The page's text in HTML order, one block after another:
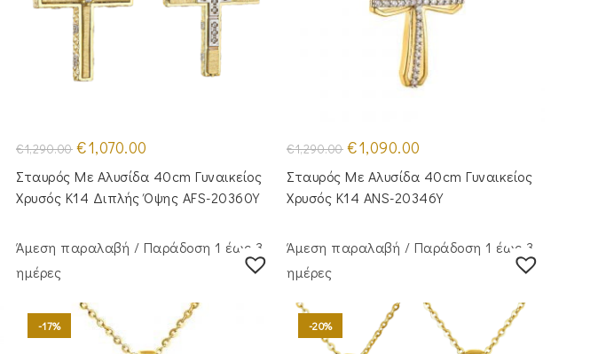
€1,290.00 Original
price
was:
€1,290.00.
€1,070.00
τιμή
είναι:
€1,070.00.
Σταυρός Με Αλυσίδα 40cm Γυναικείος
Χρυσός Κ14 Διπλής Όψης AFS-20360Y
€1,290.00 Original
price
was:
€1,290.00.
€1,090.00
τιμή
είναι:
€1,090.00.
Σταυρός Mε Aλυσίδα 40cm Γυναικείος
Χρυσός Κ14 ANS-20346Y
Άμεση παραλαβή / Παράδoση 1 έως 3
ημέρες
-17%
Άμεση παραλαβή / Παράδoση 1 έως 3
ημέρες
-20%